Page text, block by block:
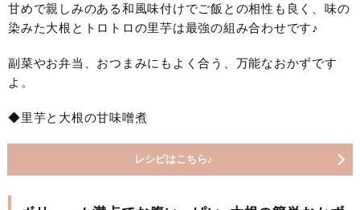
甘めで親しみのある和風味付けでご飯との相性も良く、味の
染みた大根とトロトロの里芋は最強の組み合わせです♪
副菜やお弁当、おつまみにもよく合う、万能なおかずです
よ。
◆里芋と大根の甘味噌煮
レシピはこちら♪